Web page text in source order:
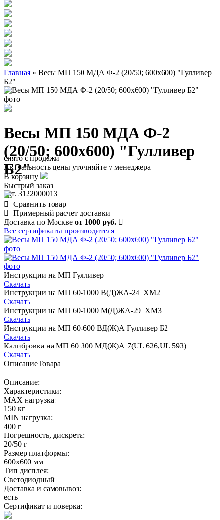
Главная » Весы МП 150 МДА Ф-2 (20/50; 600х600) "Гулливер
Б2"
Весы МП 150 МДА Ф-2
(20/50; 600х600) "Гулливер
Б2"
арт. 3122000013
снято с продажи
Актуальность цены уточняйте у менеджера
В корзину
Быстрый заказ
Сравнить товар
Примерный расчет доставки
Доставка по Москве от 1000 руб.
Все сертификаты производителя
Инструкции на МП Гулливер
Скачать
Инструкции на МП 60-1000 В(Д)ЖА-24_ХМ2
Скачать
Инструкции на МП 60-1000 М(Д)ЖА-29_ХМ3
Скачать
Инструкции на МП 60-600 ВД(Ж)А Гулливер Б2+
Скачать
Калибровка на МП 60-300 МД(Ж)А-7(UL 626,UL 593)
Скачать
ОписаниеТовара
Описание:
Характеристики:
MAX нагрузка:
150 кг
MIN нагрузка:
400 г
Погрешность, дискрета:
20/50 г
Размер платформы:
600х600 мм
Тип дисплея:
Светодиодный
Доставка и самовывоз:
есть
Сертификат и поверка: